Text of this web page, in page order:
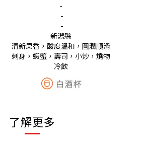
-
-
-
新潟縣
清新果香，酸度溫和，圓潤順滑
刺身，蝦蟹，壽司，小炒，燒物
冷飲
了解更多